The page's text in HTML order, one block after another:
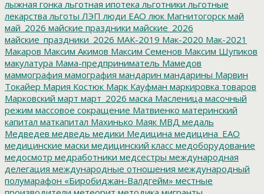
лыжная гонка льготная ипотека льготники льготные
лекарства льготы ЛЭП люди ЕАО люк Магнитогорск май
май_2026 майские праздники майские_2026
майские_праздники_2026 МАК-2019 Мак-2020 Мак-2021
Макаров Максим Акимов Максим Семенов Максим Шупиков
макулатура Мама-предприниматель Мамедов
маммография мамография мандарин мандарины Марвин
Токайер Мария Костюк Марк Кауфман маркировка товаров
Марковский март март_2026 маска Масленица масочный
режим массовое сокращение Матвиенко материнский
капитал маткапитал Махинько Маяк МВД медаль
Медведев медведь медики Медицина медицина_ЕАО
медицинские маски медицинский класс медоборудование
медосмотр медработники медсестры международная
делегация международные отношения международный
полумарафон «Биробиджан-Валдгейм» местные